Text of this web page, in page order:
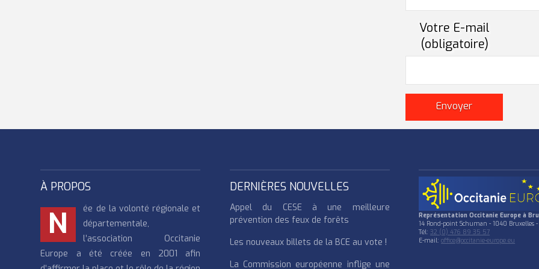
Votre E-mail
(obligatoire)
À PROPOS
N
ée de la volonté régionale et
départementale,
l’association Occitanie
Europe a été créée en 2001 afin
DERNIÈRES NOUVELLES
Appel du CESE à une meilleure
prévention des feux de forêts
Les nouveaux billets de la BCE au vote !
La Commission européenne inflige une
Représentation Occitanie Europe à
14 Rond-point Schuman - 1040 Bruxelles
Tél:32 (0) 476 89 35 57
E-mail:office@occitanie-europe.eu